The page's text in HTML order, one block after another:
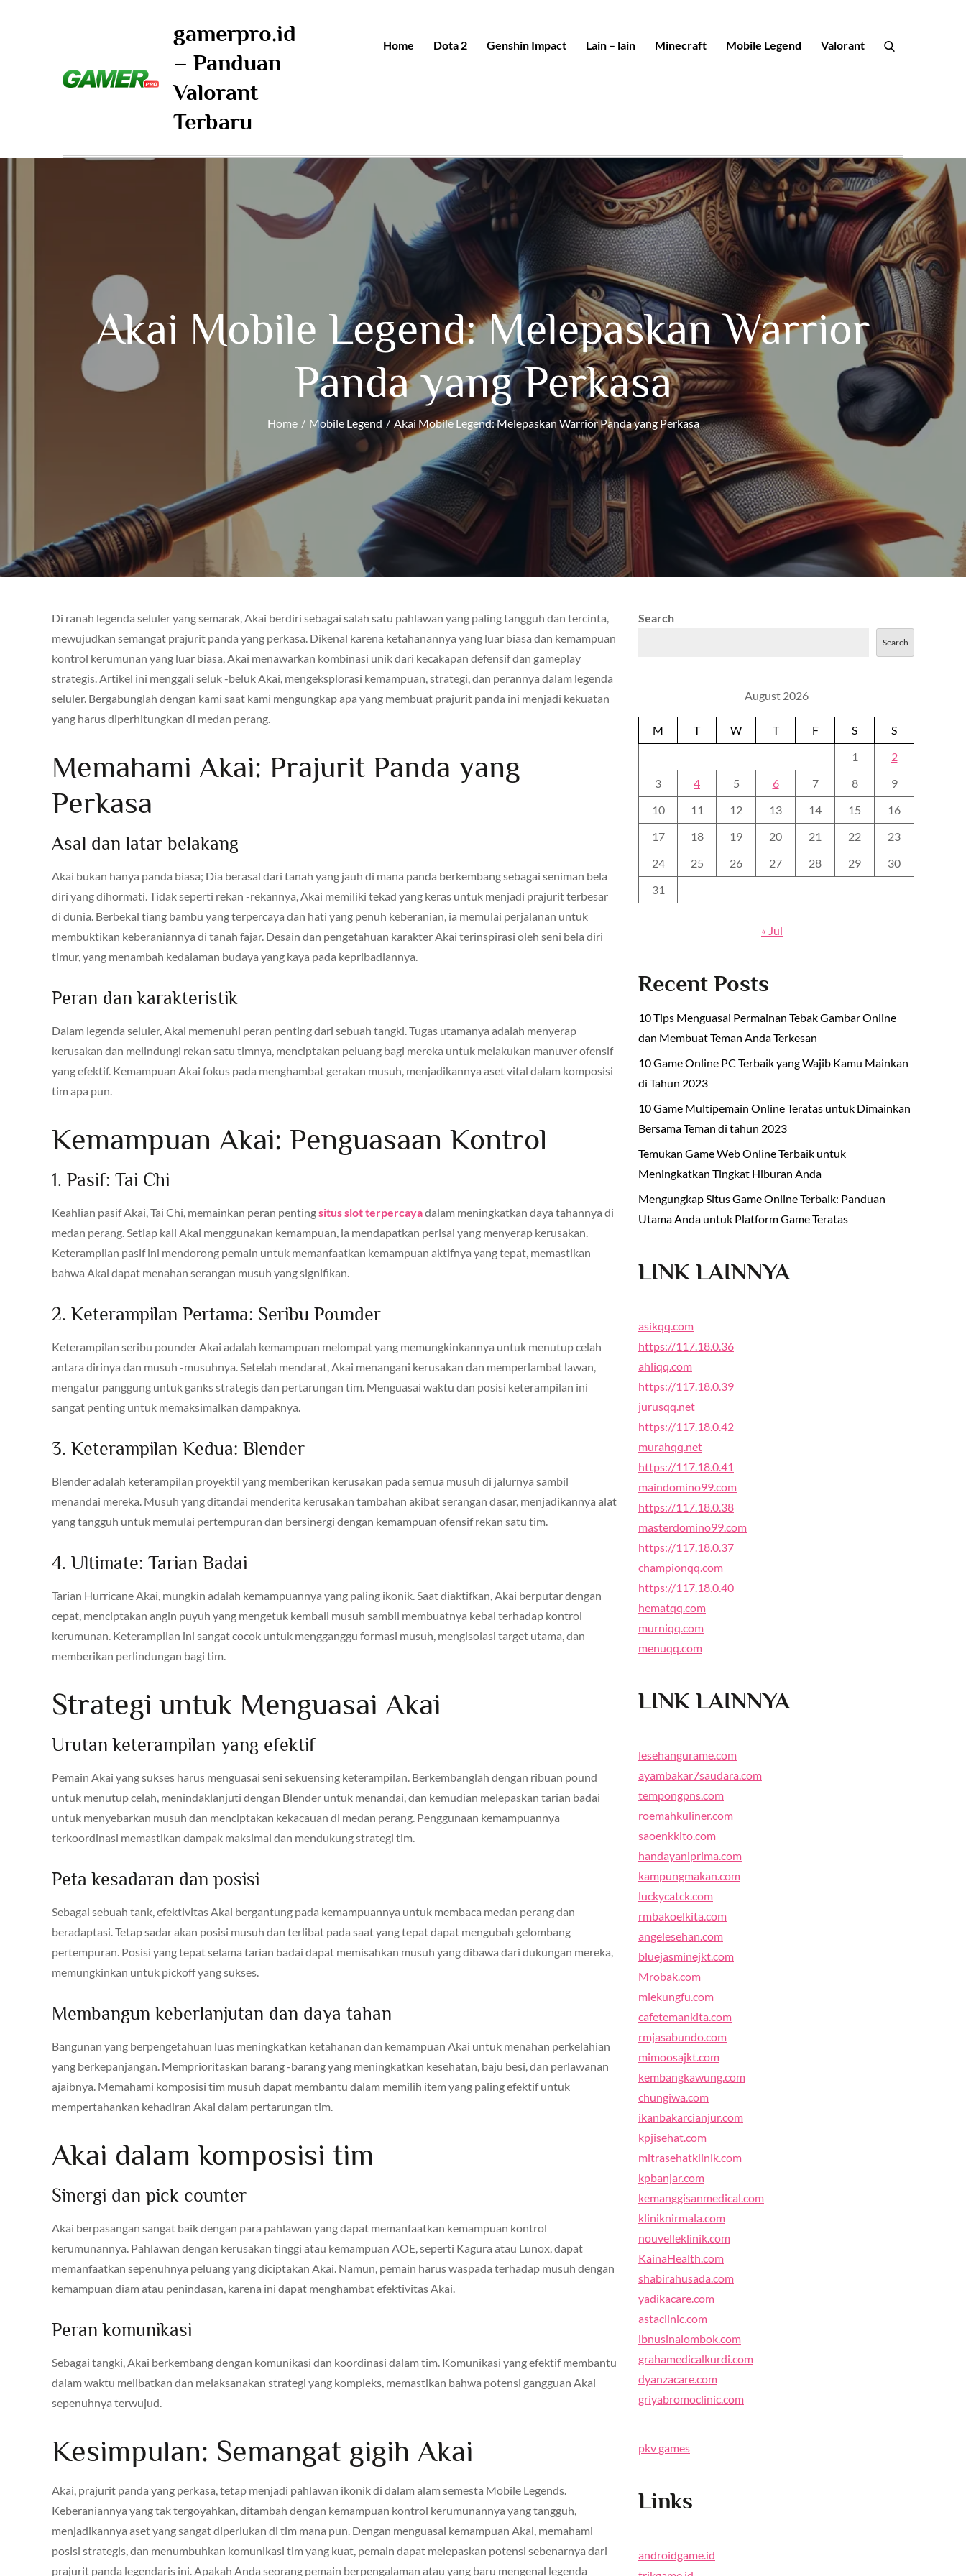
gamerpro.id
– Panduan
Valorant
Terbaru
Home Dota 2 Genshin Impact Lain – lain Minecraft Mobile Legend Valorant
Akai Mobile Legend: Melepaskan Warrior
Panda yang Perkasa
Home Mobile Legend Akai Mobile Legend: Melepaskan Warrior Panda yang Perkasa
Di ranah legenda seluler yang semarak, Akai berdiri sebagai salah satu pahlawan yang paling tangguh dan tercinta,
mewujudkan semangat prajurit panda yang perkasa. Dikenal karena ketahanannya yang luar biasa dan kemampuan
kontrol kerumunan yang luar biasa, Akai menawarkan kombinasi unik dari kecakapan defensif dan gameplay
strategis. Artikel ini menggali seluk -beluk Akai, mengeksplorasi kemampuan, strategi, dan perannya dalam legenda
seluler. Bergabunglah dengan kami saat kami mengungkap apa yang membuat prajurit panda ini menjadi kekuatan
yang harus diperhitungkan di medan perang.
Memahami Akai: Prajurit Panda yang
Perkasa
Asal dan latar belakang
Akai bukan hanya panda biasa; Dia berasal dari tanah yang jauh di mana panda berkembang sebagai seniman bela
diri yang dihormati. Tidak seperti rekan -rekannya, Akai memiliki tekad yang keras untuk menjadi prajurit terbesar
di dunia. Berbekal tiang bambu yang terpercaya dan hati yang penuh keberanian, ia memulai perjalanan untuk
membuktikan keberaniannya di tanah fajar. Desain dan pengetahuan karakter Akai terinspirasi oleh seni bela diri
timur, yang menambah kedalaman budaya yang kaya pada kepribadiannya.
Peran dan karakteristik
Dalam legenda seluler, Akai memenuhi peran penting dari sebuah tangki. Tugas utamanya adalah menyerap
kerusakan dan melindungi rekan satu timnya, menciptakan peluang bagi mereka untuk melakukan manuver ofensif
yang efektif. Kemampuan Akai fokus pada menghambat gerakan musuh, menjadikannya aset vital dalam komposisi
tim apa pun.
Kemampuan Akai: Penguasaan Kontrol
1. Pasif: Tai Chi
Keahlian pasif Akai, Tai Chi, memainkan peran pentingsitus slot terpercayadalam meningkatkan daya tahannya di
medan perang. Setiap kali Akai menggunakan kemampuan, ia mendapatkan perisai yang menyerap kerusakan.
Keterampilan pasif ini mendorong pemain untuk memanfaatkan kemampuan aktifnya yang tepat, memastikan
bahwa Akai dapat menahan serangan musuh yang signifikan.
2. Keterampilan Pertama: Seribu Pounder
Keterampilan seribu pounder Akai adalah kemampuan melompat yang memungkinkannya untuk menutup celah
antara dirinya dan musuh -musuhnya. Setelah mendarat, Akai menangani kerusakan dan memperlambat lawan,
mengatur panggung untuk ganks strategis dan pertarungan tim. Menguasai waktu dan posisi keterampilan ini
sangat penting untuk memaksimalkan dampaknya.
3. Keterampilan Kedua: Blender
Blender adalah keterampilan proyektil yang memberikan kerusakan pada semua musuh di jalurnya sambil
menandai mereka. Musuh yang ditandai menderita kerusakan tambahan akibat serangan dasar, menjadikannya alat
yang tangguh untuk memulai pertempuran dan bersinergi dengan kemampuan ofensif rekan satu tim.
4. Ultimate: Tarian Badai
Tarian Hurricane Akai, mungkin adalah kemampuannya yang paling ikonik. Saat diaktifkan, Akai berputar dengan
cepat, menciptakan angin puyuh yang mengetuk kembali musuh sambil membuatnya kebal terhadap kontrol
kerumunan. Keterampilan ini sangat cocok untuk mengganggu formasi musuh, mengisolasi target utama, dan
memberikan perlindungan bagi tim.
Strategi untuk Menguasai Akai
Urutan keterampilan yang efektif
Pemain Akai yang sukses harus menguasai seni sekuensing keterampilan. Berkembanglah dengan ribuan pound
untuk menutup celah, menindaklanjuti dengan Blender untuk menandai, dan kemudian melepaskan tarian badai
untuk menyebarkan musuh dan menciptakan kekacauan di medan perang. Penggunaan kemampuannya
terkoordinasi memastikan dampak maksimal dan mendukung strategi tim.
Peta kesadaran dan posisi
Sebagai sebuah tank, efektivitas Akai bergantung pada kemampuannya untuk membaca medan perang dan
beradaptasi. Tetap sadar akan posisi musuh dan terlibat pada saat yang tepat dapat mengubah gelombang
pertempuran. Posisi yang tepat selama tarian badai dapat memisahkan musuh yang dibawa dari dukungan mereka,
memungkinkan untuk pickoff yang sukses.
Membangun keberlanjutan dan daya tahan
Bangunan yang berpengetahuan luas meningkatkan ketahanan dan kemampuan Akai untuk menahan perkelahian
yang berkepanjangan. Memprioritaskan barang -barang yang meningkatkan kesehatan, baju besi, dan perlawanan
ajaibnya. Memahami komposisi tim musuh dapat membantu dalam memilih item yang paling efektif untuk
mempertahankan kehadiran Akai dalam pertarungan tim.
Akai dalam komposisi tim
Sinergi dan pick counter
Akai berpasangan sangat baik dengan para pahlawan yang dapat memanfaatkan kemampuan kontrol
kerumunannya. Pahlawan dengan kerusakan tinggi atau kemampuan AOE, seperti Kagura atau Lunox, dapat
memanfaatkan sepenuhnya peluang yang diciptakan Akai. Namun, pemain harus waspada terhadap musuh dengan
kemampuan diam atau penindasan, karena ini dapat menghambat efektivitas Akai.
Peran komunikasi
Sebagai tangki, Akai berkembang dengan komunikasi dan koordinasi dalam tim. Komunikasi yang efektif membantu
dalam waktu melibatkan dan melaksanakan strategi yang kompleks, memastikan bahwa potensi gangguan Akai
sepenuhnya terwujud.
Kesimpulan: Semangat gigih Akai
Akai, prajurit panda yang perkasa, tetap menjadi pahlawan ikonik di dalam alam semesta Mobile Legends.
Keberaniannya yang tak tergoyahkan, ditambah dengan kemampuan kontrol kerumunannya yang tangguh,
menjadikannya aset yang sangat diperlukan di tim mana pun. Dengan menguasai kemampuan Akai, memahami
posisi strategis, dan menumbuhkan komunikasi tim yang kuat, pemain dapat melepaskan potensi sebenarnya dari
prajurit panda legendaris ini. Apakah Anda seorang pemain berpengalaman atau yang baru mengenal legenda
Search
Search
August 2026
M T W T F S
S
1
2
3
4 5 6 7 8
9
10
11 12 13 14 15
16
17
18 19 20 21 22
23
24
25 26 27 28 29
30
31
« Jul
Recent Posts
10 Tips Menguasai Permainan Tebak Gambar Online
dan Membuat Teman Anda Terkesan
10 Game Online PC Terbaik yang Wajib Kamu Mainkan
di Tahun 2023
10 Game Multipemain Online Teratas untuk Dimainkan
Bersama Teman di tahun 2023
Temukan Game Web Online Terbaik untuk
Meningkatkan Tingkat Hiburan Anda
Mengungkap Situs Game Online Terbaik: Panduan
Utama Anda untuk Platform Game Teratas
LINK LAINNYA
asikqq.com
https://117.18.0.36
ahliqq.com
https://117.18.0.39
jurusqq.net
https://117.18.0.42
murahqq.net
https://117.18.0.41
maindomino99.com
https://117.18.0.38
masterdomino99.com
https://117.18.0.37
championqq.com
https://117.18.0.40
hematqq.com
murniqq.com
menuqq.com
LINK LAINNYA
lesehangurame.com
ayambakar7saudara.com
tempongpns.com
roemahkuliner.com
saoenkkito.com
handayaniprima.com
kampungmakan.com
luckycatck.com
rmbakoelkita.com
angelesehan.com
bluejasminejkt.com
Mrobak.com
miekungfu.com
cafetemankita.com
rmjasabundo.com
mimoosajkt.com
kembangkawung.com
chungiwa.com
ikanbakarcianjur.com
kpjisehat.com
mitrasehatklinik.com
kpbanjar.com
kemanggisanmedical.com
kliniknirmala.com
nouvelleklinik.com
KainaHealth.com
shabirahusada.com
yadikacare.com
astaclinic.com
ibnusinalombok.com
grahamedicalkurdi.com
dyanzacare.com
griyabromoclinic.com
pkv games
Links
androidgame.id